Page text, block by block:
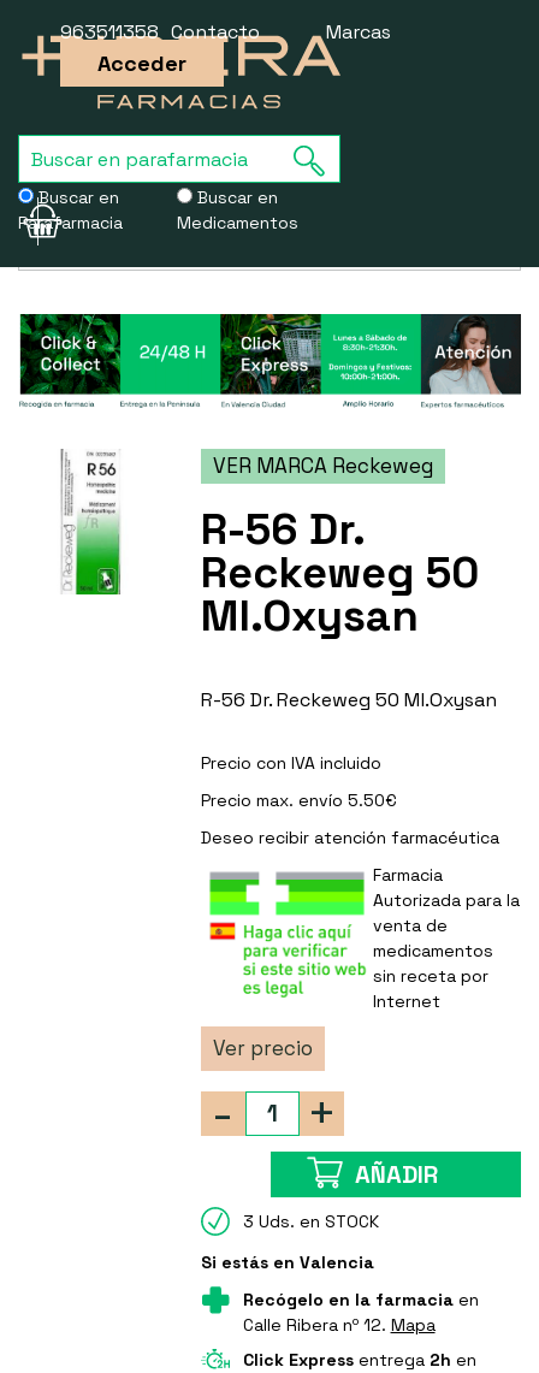
Buscar en
Parafarmacia
Buscar en
Medicamentos
963511358 Contacto Marcas
Acceder
Usamos cookies para mejorar la experiencia de la web. Si sigues
VER MARCA Reckeweg
R-56 Dr.
Reckeweg 50
Ml.Oxysan
R-56 Dr. Reckeweg 50 Ml.Oxysan
Precio con IVA incluido
Precio max. envío 5.50€
Deseo recibir atención farmacéutica
Farmacia
Autorizada para la
venta de
medicamentos
sin receta por
Internet
Ver precio
+
-
AÑADIR
3 Uds. en STOCK
Si estás en Valencia
Recógelo en la farmaciaen
Calle Ribera nº 12. Mapa
Click Expressentrega 2h en